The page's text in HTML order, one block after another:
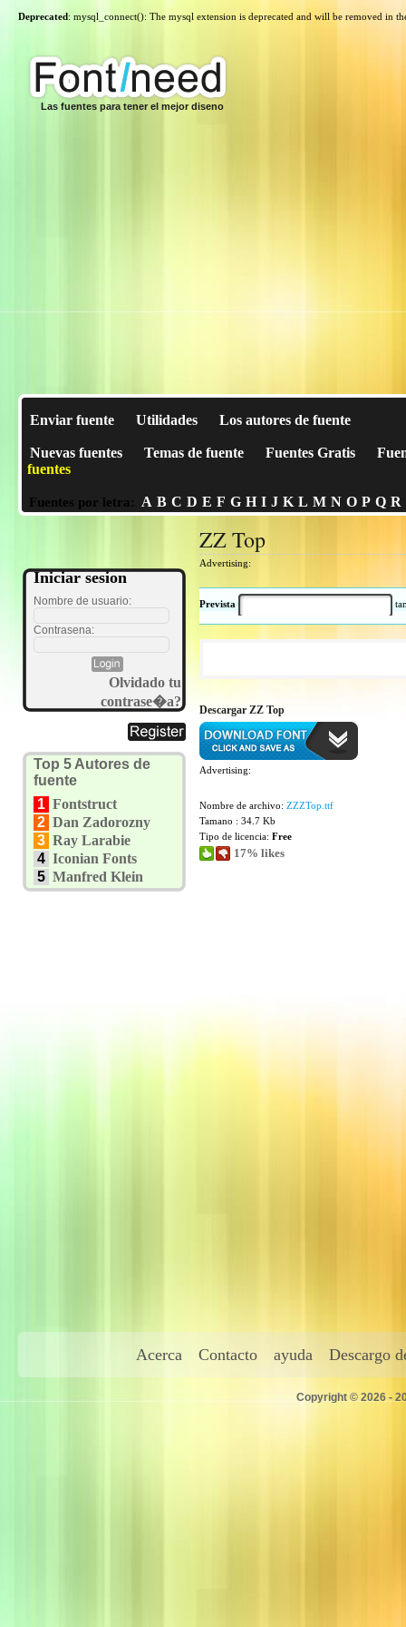
Deprecated: mysql_connect(): The mysql extension is deprecated and will be removed in
Las fuentes para tener el mejor diseno
Enviar fuente Utilidades Los autores de fuente
Nuevas fuentes Temas de fuente Fuentes Gratis
fuentes
Fuentes por letra: A B C D E F G H I J K L M N O P Q R
Iniciar sesion
Nombre de usuario:
Contrasena:
Olvidado tu
contrase�a?
Top 5 Autores de
fuente
1 Fontstruct
2 Dan Zadorozny
3 Ray Larabie
4 Iconian Fonts
5 Manfred Klein
ZZ Top
Advertising:
Prevista
Descargar ZZ Top
Advertising:
Nombre de archivo: ZZZTop.ttf
Tamano : 34.7 Kb
Tipo de licencia: Free
17% likes
Acerca Contacto ayuda Descargo
Copyright © 2026 -